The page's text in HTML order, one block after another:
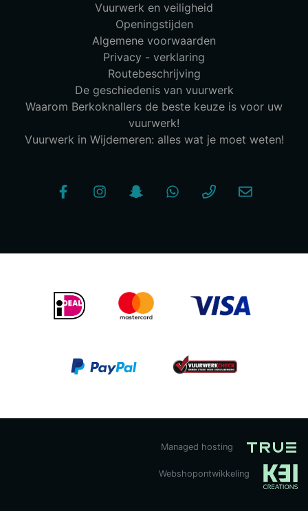
Vuurwerk en veiligheid
Openingstijden
Algemene voorwaarden
Privacy - verklaring
Routebeschrijving
De geschiedenis van vuurwerk
Waarom Berkoknallers de beste keuze is voor uw
vuurwerk!
Vuurwerk in Wijdemeren: alles wat je moet weten!
Managed hosting
Webshopontwikkeling